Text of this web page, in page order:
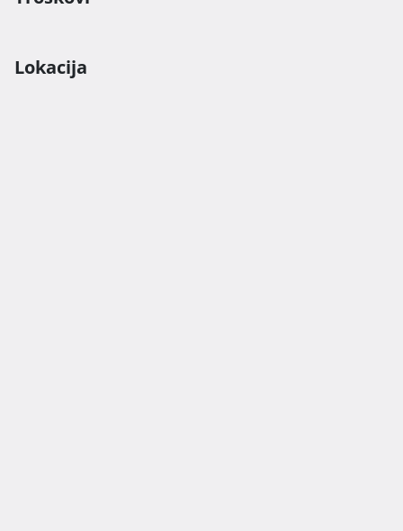
Lokacija idealna za one koji žele mirnu oazu blizu
mora, a opet dovoljno udaljenu od turističke gužve
Lokacija